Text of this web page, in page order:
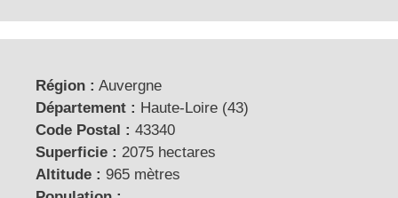
Région : Auvergne
Département : Haute-Loire (43)
Code Postal : 43340
Superficie : 2075 hectares
Altitude : 965 mètres